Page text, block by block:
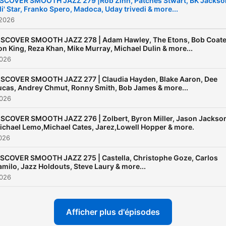
most elegant rhythms of all
Star, Franko Spero, Madoca, Uday trivedi & more...
SMOOTH JAZZ 278 | Adam Hawley, The Etons, Bob
King, Reza Khan, Mike Murray, Michael Dulin & more...
SMOOTH JAZZ 277 | Claudia Hayden, Blake Aaron, Dee
Andrey Chmut, Ronny Smith, Bob James & more...
SMOOTH JAZZ 276 | Zolbert, Byron Miller, Jason
Lemo,Michael Cates, Jarez,Lowell Hopper & more.
SMOOTH JAZZ 275 | Castella, Christophe Goze, Carlos
Jazz Holdouts, Steve Laury & more...
Afficher plus d'épisodes